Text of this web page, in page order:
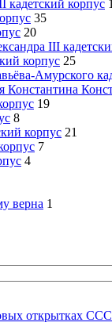
кадетский корпус
35
20
III
корпус 25
Амурского
Константина
19
8
корпус 21
7
4
верна 1
открытках